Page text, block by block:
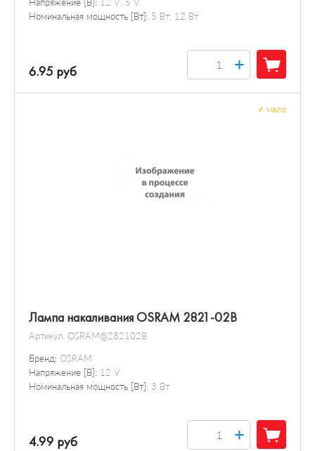
Номинальная мощность [Вт]: 5 Вт; 12 Вт
6.95 руб +
Лампа накаливания OSRAM 2821-02B
Артикул: OSRAM@282102B
Бренд: OSRAM
Напряжение [В]: 12 V
Номинальная мощность [Вт]: 3 Вт
мало
4.99 руб +